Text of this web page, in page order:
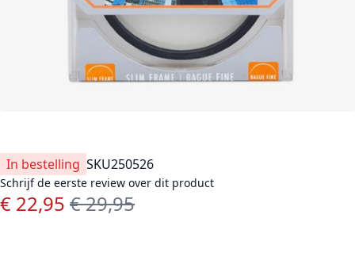
In bestelling SKU250526
Schrijf de eerste review over dit product
Speciale prijs
€ 22,95 Normale prijs
€ 29,95